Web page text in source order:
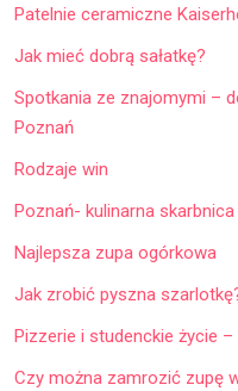
Patelnie ceramiczne
Jak mieć dobrą sałatkę?
Spotkania ze znajomymi –
Poznań
Rodzaje win
Poznań- kulinarna
Najlepsza zupa ogórkowa
Jak zrobić pyszna
Pizzerie i studenckie życie
Czy można zamrozić zupę